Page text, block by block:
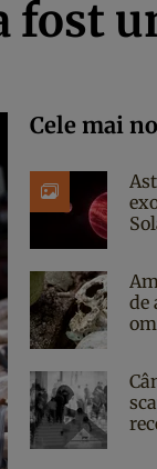
fost
Cele mai
de